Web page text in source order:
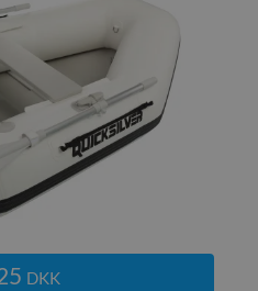
DKK